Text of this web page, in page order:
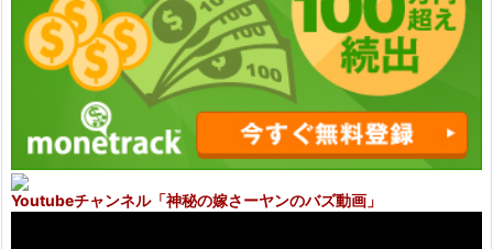
Youtubeチャンネル「神秘の嫁さーヤンのバズ動画」